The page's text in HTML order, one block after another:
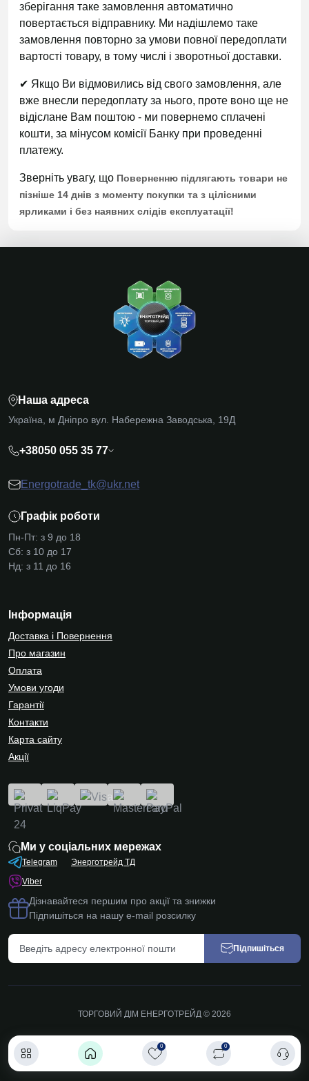
0 0
зберігання таке замовлення автоматично
повертається відправнику. Ми надішлемо таке
замовлення повторно за умови повної передоплати
вартості товару, в тому числі і зворотньої доставки.
✔ Якщо Ви відмовились від свого замовлення, але
вже внесли передоплату за нього, проте воно ще не
відіслане Вам поштою - ми повернемо сплачені
кошти, за мінусом комісії Банку при проведенні
платежу.
Зверніть увагу, що Поверненню підлягають товари не
пізніше 14 днів з моменту покупки та з цілісними
ярликами і без наявних слідів експлуатації!
Наша адреса
Україна, м Дніпро вул. Набережна Заводська, 19Д
+38050 055 35 77
Energotrade_tk@ukr.net
Графік роботи
Пн-Пт: з 9 до 18
Сб: з 10 до 17
Нд: з 11 до 16
Інформація
Доставка і Повернення
Про магазин
Оплата
Умови угоди
Гарантії
Контакти
Карта сайту
Акції
Ми у соціальних мережах
Telegram
Viber
Энерготрейд ТД
Дізнавайтеся першим про акції та знижки
Підпишіться на нашу e-mail розсилку
Підпишіться
ТОРГОВИЙ ДІМ ЕНЕРГОТРЕЙД © 2026